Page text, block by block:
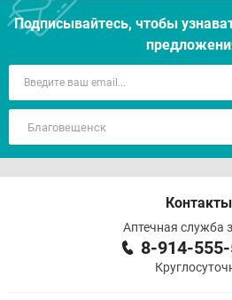
Подписывайтесь, чтобы
Контакты
Аптечная служба
8-914-